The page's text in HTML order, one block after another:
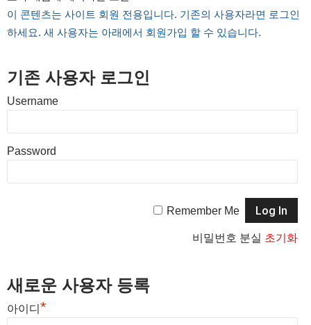
이 콘텐츠는 사이트 회원 전용입니다. 기존의 사용자라면 로그인
하세요. 새 사용자는 아래에서 회원가입 할 수 있습니다.
기존 사용자 로그인
Username
Password
Remember Me
비밀번호 분실 초기화
새로운 사용자 등록
아이디 *